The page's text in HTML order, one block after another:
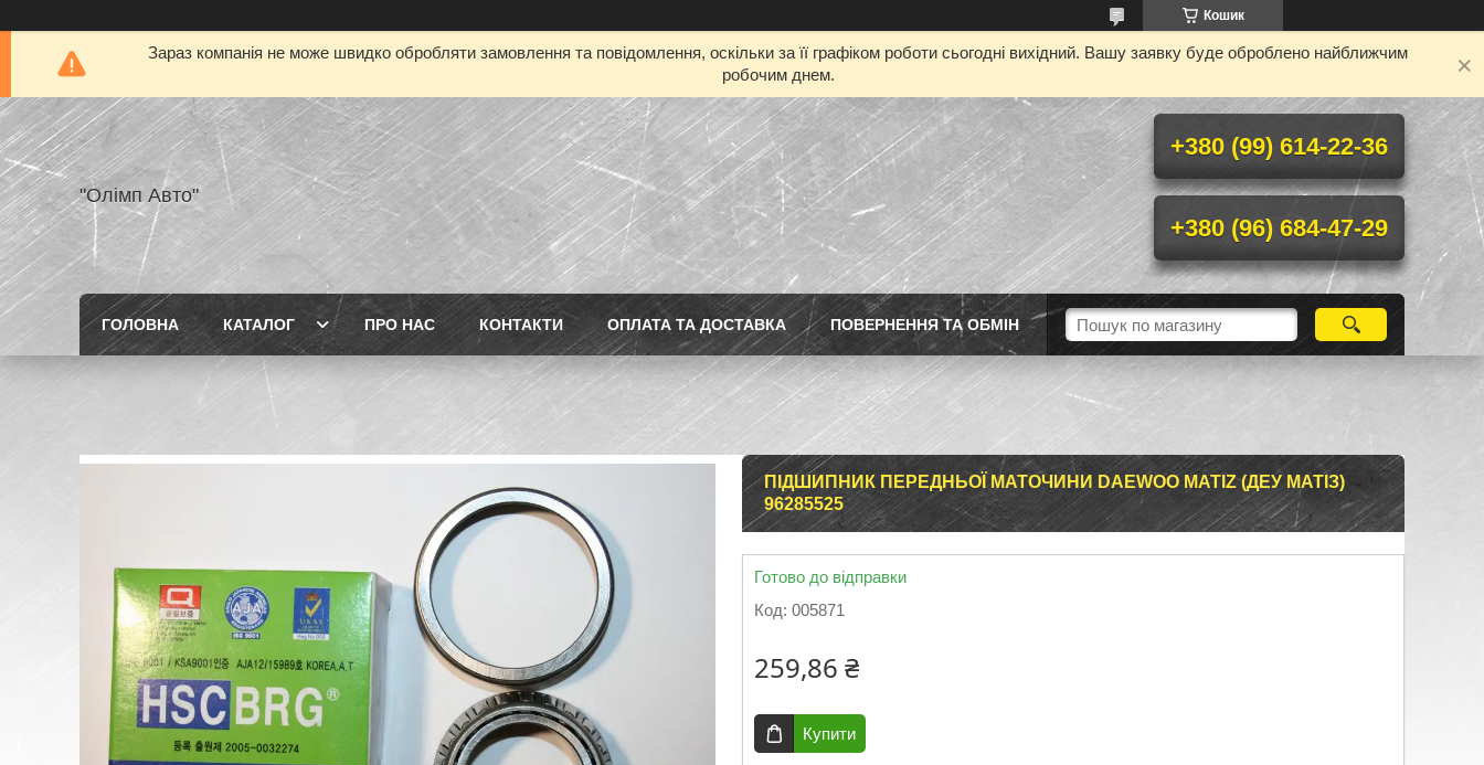
Кошик
Зараз компанія не може швидко обробляти замовлення та повідомлення, оскільки за її графіком роботи сьогодні вихідний. Вашу заявку буде оброблено найближчим
робочим днем.
"Олімп Авто"
+380 (99) 614-22-36
+380 (96) 684-47-29
ГОЛОВНА КАТАЛОГ ПРО НАС КОНТАКТИ ОПЛАТА ТА ДОСТАВКА ПОВЕРНЕННЯ ТА ОБМІН
ПІДШИПНИК ПЕРЕДНЬОЇ МАТОЧИНИ DAEWOO MATIZ (ДЕУ МАТІЗ)
96285525
Готово до відправки
Код: 005871
259,86 ₴
Купити